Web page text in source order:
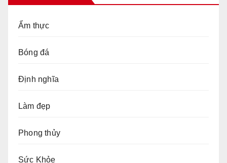
Ẩm thực
Bóng đá
Định nghĩa
Làm đẹp
Phong thủy
Sức Khỏe